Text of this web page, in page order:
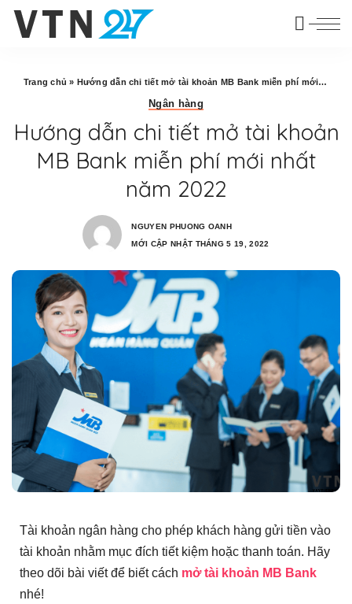
Trang chủ » Hướng dẫn chi tiết mở tài khoản MB Bank miễn phí mới nhất năm 2022
Ngân hàng
Hướng dẫn chi tiết mở tài khoản
MB Bank miễn phí mới nhất
năm 2022
NGUYEN PHUONG OANH
MỚI CẬP NHẬT THÁNG 5 19, 2022
Tài khoản ngân hàng cho phép khách hàng gửi tiền vào
tài khoản nhằm mục đích tiết kiệm hoặc thanh toán. Hãy
theo dõi bài viết để biết cách mở tài khoản MB Bank
nhé!